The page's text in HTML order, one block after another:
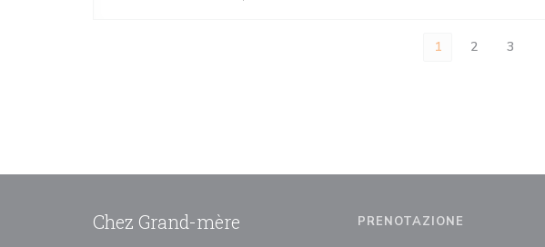
1 2 3
Chez Grand-mère PRENOTAZIONE